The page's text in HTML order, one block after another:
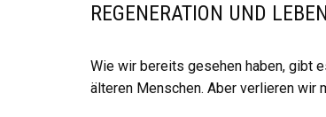
REGENERATION UND
Wie wir bereits gesehen haben, gibt
älteren Menschen. Aber verlieren wir